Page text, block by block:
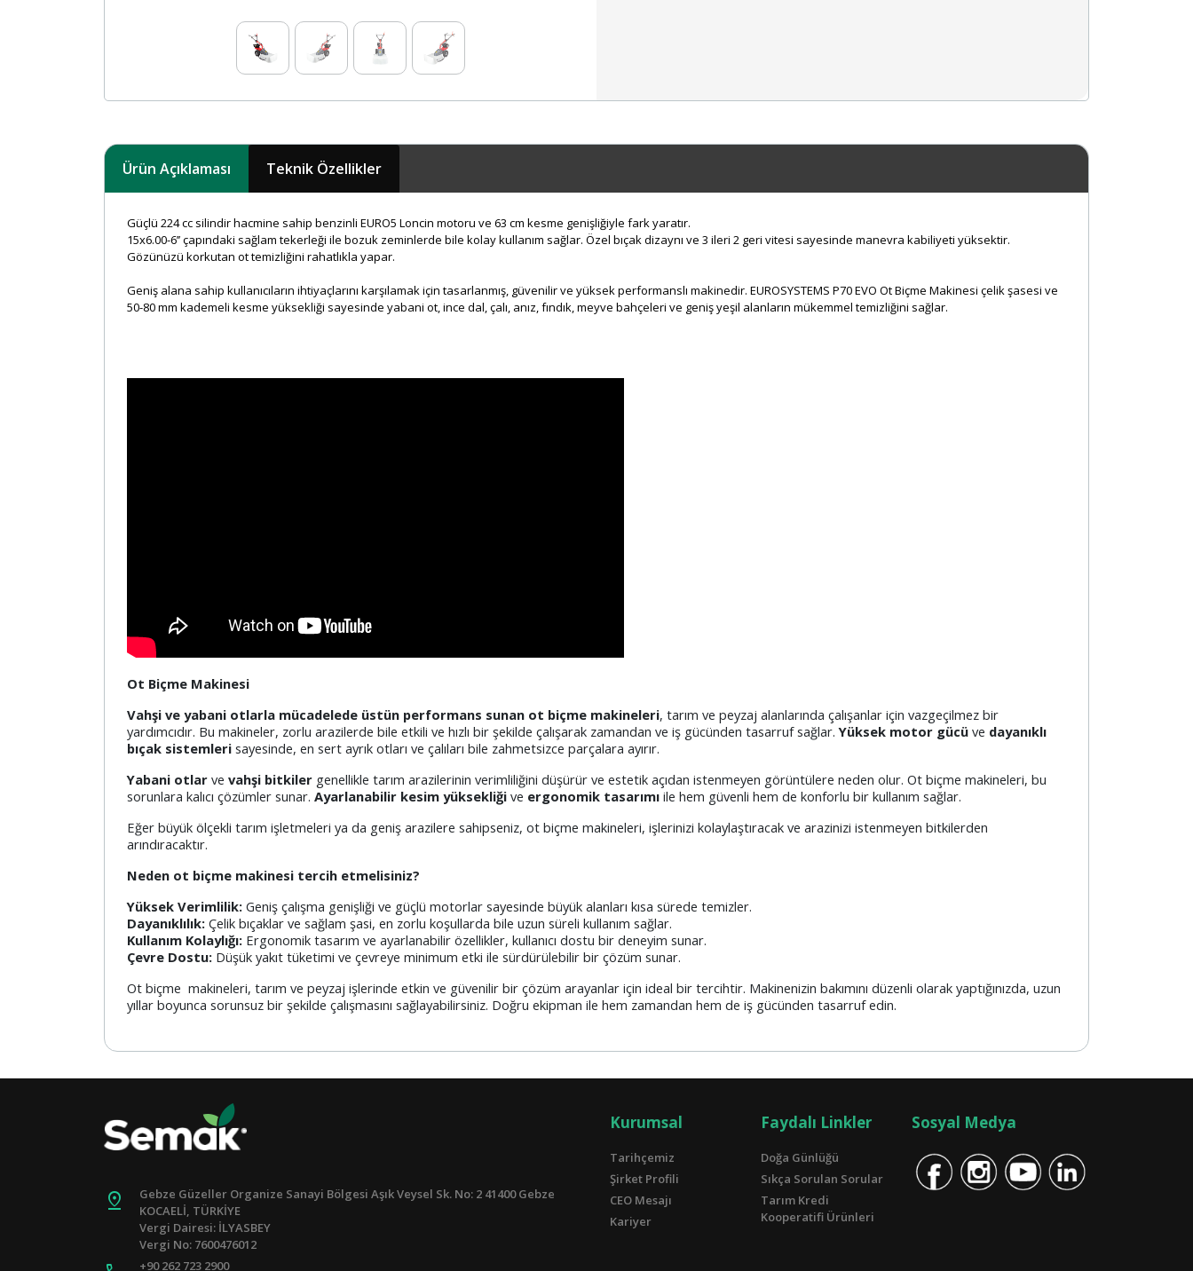
Ürün Açıklaması Teknik Özellikler
Güçlü 224 cc silindir hacmine sahip benzinli EURO5 Loncin motoru ve 63 cm kesme genişliğiyle fark yaratır.
15x6.00-6’’ çapındaki sağlam tekerleği ile bozuk zeminlerde bile kolay kullanım sağlar. Özel bıçak dizaynı ve 3 ileri 2 geri vitesi sayesinde manevra kabiliyeti yüksektir.
Gözünüzü korkutan ot temizliğini rahatlıkla yapar.
Geniş alana sahip kullanıcıların ihtiyaçlarını karşılamak için tasarlanmış, güvenilir ve yüksek performanslı makinedir. EUROSYSTEMS P70 EVO Ot Biçme Makinesi çelik şasesi ve
50-80 mm kademeli kesme yüksekliği sayesinde yabani ot, ince dal, çalı, anız, fındık, meyve bahçeleri ve geniş yeşil alanların mükemmel temizliğini sağlar.
Ot Biçme Makinesi
Vahşi ve yabani otlarla mücadelede üstün performans sunan ot biçme makineleri, tarım ve peyzaj alanlarında çalışanlar için vazgeçilmez bir
yardımcıdır. Bu makineler, zorlu arazilerde bile etkili ve hızlı bir şekilde çalışarak zamandan ve iş gücünden tasarruf sağlar.Yüksek motor gücü ve dayanıklı
bıçak sistemleri sayesinde, en sert ayrık otları ve çalıları bile zahmetsizce parçalara ayırır.
Yabani otlar ve vahşi bitkiler genellikle tarım arazilerinin verimliliğini düşürür ve estetik açıdan istenmeyen görüntülere neden olur. Ot biçme makineleri, bu
sorunlara kalıcı çözümler sunar. Ayarlanabilir kesim yüksekliği ve ergonomik tasarımı ile hem güvenli hem de konforlu bir kullanım sağlar.
Eğer büyük ölçekli tarım işletmeleri ya da geniş arazilere sahipseniz, ot biçme makineleri, işlerinizi kolaylaştıracak ve arazinizi istenmeyen bitkilerden
arındıracaktır.
Neden ot biçme makinesi tercih etmelisiniz?
Yüksek Verimlilik: Geniş çalışma genişliği ve güçlü motorlar sayesinde büyük alanları kısa sürede temizler.
Dayanıklılık: Çelik bıçaklar ve sağlam şasi, en zorlu koşullarda bile uzun süreli kullanım sağlar.
Kullanım Kolaylığı: Ergonomik tasarım ve ayarlanabilir özellikler, kullanıcı dostu bir deneyim sunar.
Çevre Dostu: Düşük yakıt tüketimi ve çevreye minimum etki ile sürdürülebilir bir çözüm sunar.
Ot biçme makineleri, tarım ve peyzaj işlerinde etkin ve güvenilir bir çözüm arayanlar için ideal bir tercihtir. Makinenizin bakımını düzenli olarak yaptığınızda, uzun
yıllar boyunca sorunsuz bir şekilde çalışmasını sağlayabilirsiniz. Doğru ekipman ile hem zamandan hem de iş gücünden tasarruf edin.
pin_drop
Gebze Güzeller Organize Sanayi Bölgesi Aşık Veysel Sk. No: 2 41400 Gebze
KOCAELİ, TÜRKİYE
Vergi Dairesi: İLYASBEY
Vergi No: 7600476012
+90 262 723 2900
Kurumsal
Tarihçemiz
Şirket Profili
CEO Mesajı
Kariyer
Faydalı Linkler
Doğa Günlüğü
Sıkça Sorulan Sorular
Tarım Kredi
Kooperatifi Ürünleri
Sosyal Medya